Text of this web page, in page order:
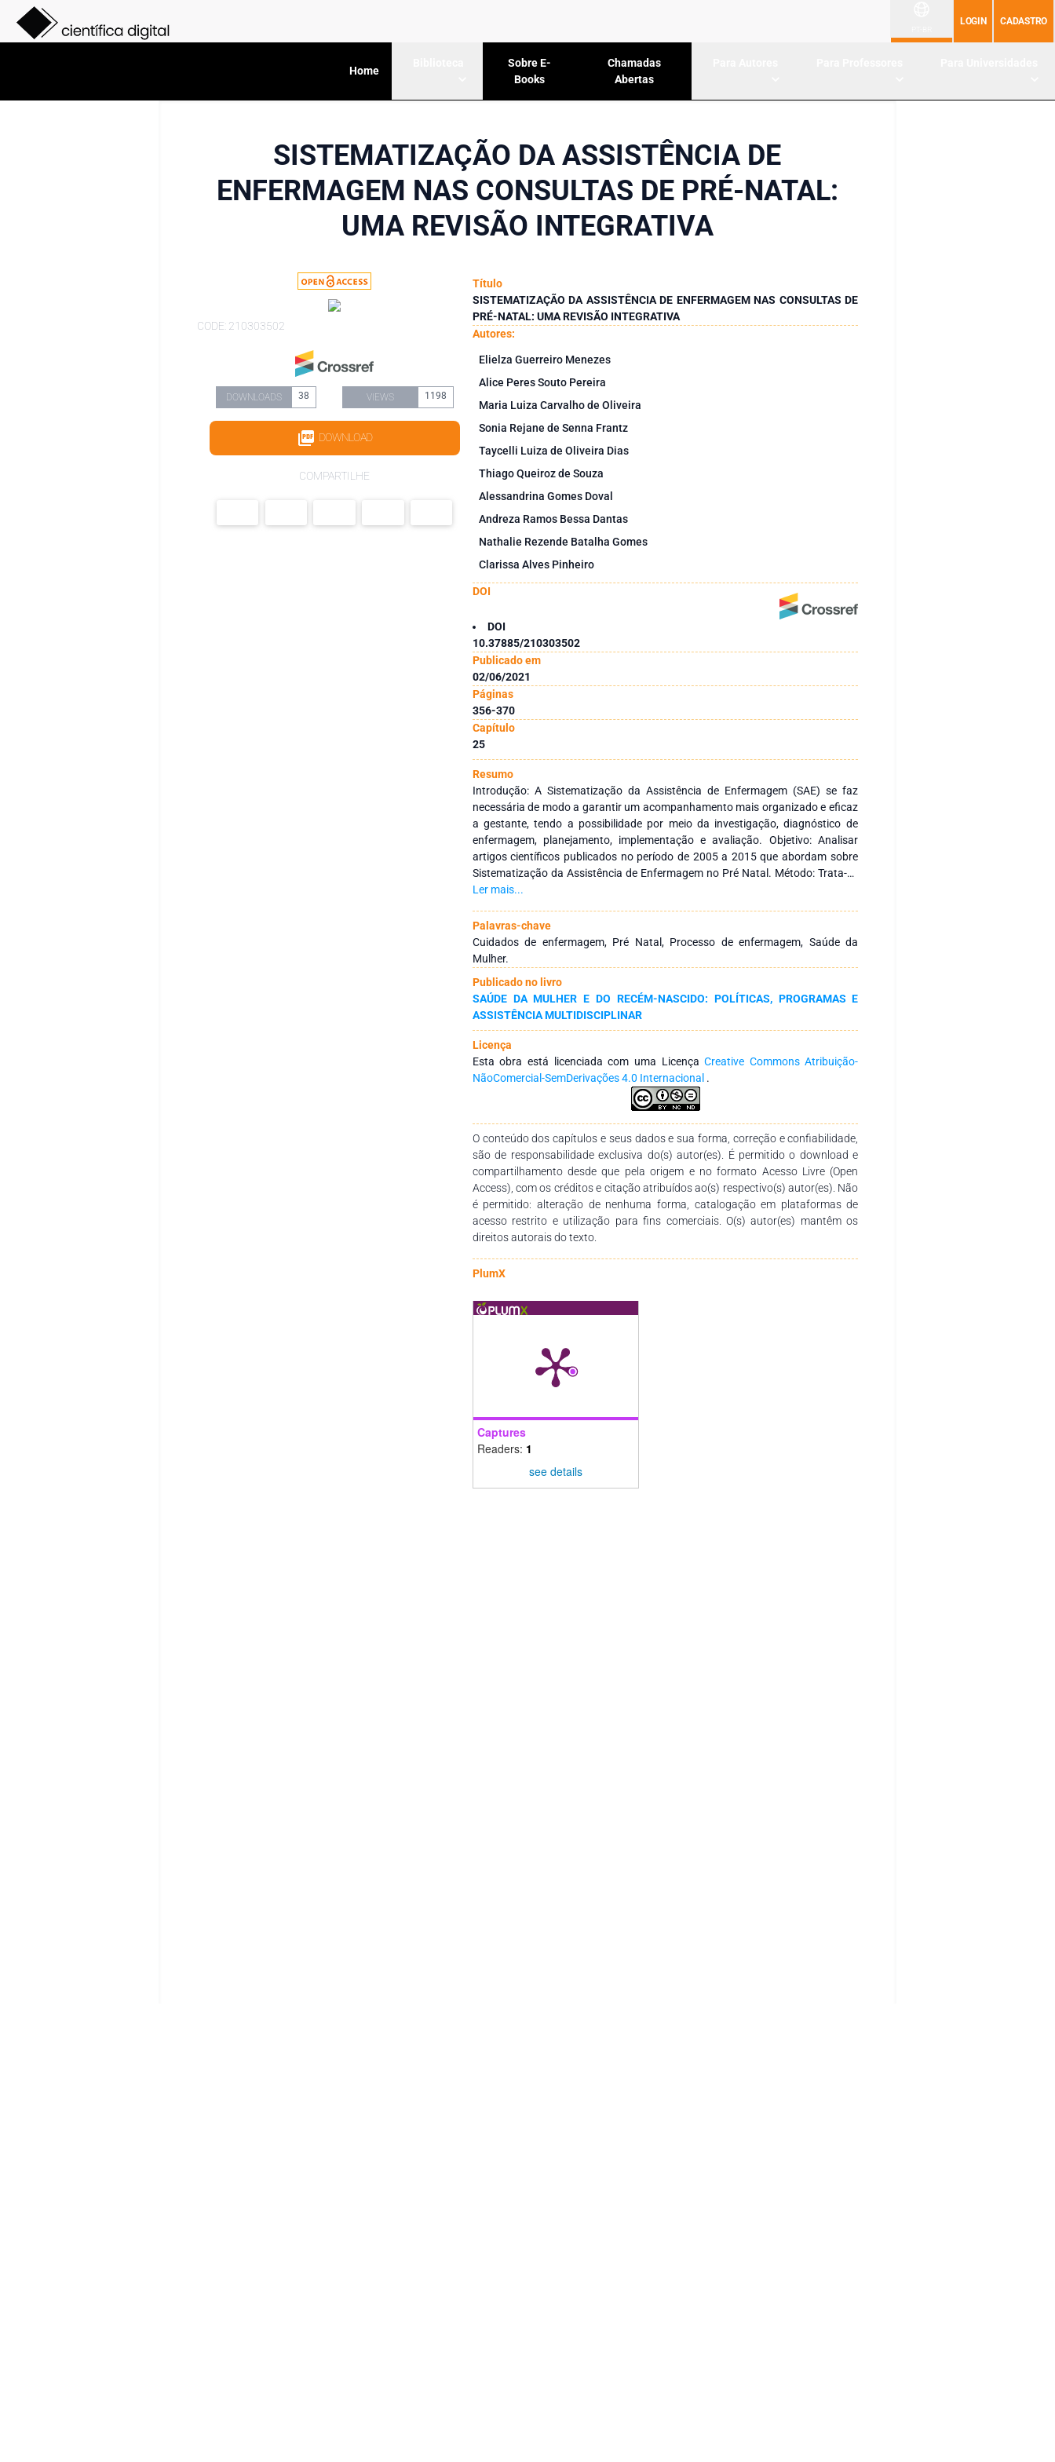
LOGIN CADASTRO
Home
Sobre E-
Books
Chamadas
Abertas
SISTEMATIZAÇÃO DA ASSISTÊNCIA DE
ENFERMAGEM NAS CONSULTAS DE PRÉ-NATAL:
UMA REVISÃO INTEGRATIVA
CODE: 210303502
DOWNLOADS 38 VIEWS 1198
DOWNLOAD
COMPARTILHE
Título
SISTEMATIZAÇÃO DA ASSISTÊNCIA DE ENFERMAGEM NAS CONSULTAS DE
PRÉ-NATAL: UMA REVISÃO INTEGRATIVA
Autores:
Elielza Guerreiro Menezes
Alice Peres Souto Pereira
Maria Luiza Carvalho de Oliveira
Sonia Rejane de Senna Frantz
Taycelli Luiza de Oliveira Dias
Thiago Queiroz de Souza
Alessandrina Gomes Doval
Andreza Ramos Bessa Dantas
Nathalie Rezende Batalha Gomes
Clarissa Alves Pinheiro
DOI
DOI
10.37885/210303502
Publicado em
02/06/2021
Páginas
356-370
Capítulo
25
Resumo
Introdução: A Sistematização da Assistência de Enfermagem (SAE) se faz
necessária de modo a garantir um acompanhamento mais organizado e eficaz
a gestante, tendo a possibilidade por meio da investigação, diagnóstico de
enfermagem, planejamento, implementação e avaliação. Objetivo: Analisar
artigos científicos publicados no período de 2005 a 2015 que abordam sobre
Sistematização da Assistência de Enfermagem no Pré Natal. Método: Trata-se
de um estudo de Revisão Integrativa da Literatura (RIL), realizada nos meses
indexados na LILACS com 62% e 38% na Medline, há predominância de 100%
na publicação realizada por enfermeiros, isto se justifica por meio da Resolução
358/2009 do Conselho Federal de Enfermagem. Em relação a natureza do
estudo há predominância em estudos qualitativos, descritivos e exploratórios.
Quanto as publicações, houve um aumento nos anos de 2013 com 23% de
publicações, seguido de 2015 com 15,3%. Conclusão: Os autores referem a
necessidade da implementação da SAE para a melhoria da assistência,
tornando o cuidado diferenciado, individualizado e humanizado bem como
trazer visibilidade à profissão.
Ler mais...
Palavras-chave
Cuidados de enfermagem, Pré Natal, Processo de enfermagem, Saúde da
Mulher.
Publicado no livro
SAÚDE DA MULHER E DO RECÉM-NASCIDO: POLÍTICAS, PROGRAMAS E
ASSISTÊNCIA MULTIDISCIPLINAR
Licença
Esta obra está licenciada com uma LicençaCreative Commons Atribuição-
NãoComercial-SemDerivações 4.0 Internacional .
O conteúdo dos capítulos e seus dados e sua forma, correção e confiabilidade,
são de responsabilidade exclusiva do(s) autor(es). É permitido o download e
compartilhamento desde que pela origem e no formato Acesso Livre (Open
Access), com os créditos e citação atribuídos ao(s) respectivo(s) autor(es). Não
é permitido: alteração de nenhuma forma, catalogação em plataformas de
acesso restrito e utilização para fins comerciais. O(s) autor(es) mantêm os
direitos autorais do texto.
PlumX
Captures
Readers: 1
see details